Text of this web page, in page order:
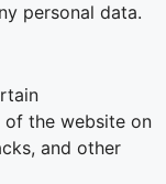
personal data.
the website on
and other